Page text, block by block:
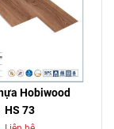
Hobiwood
HS 73